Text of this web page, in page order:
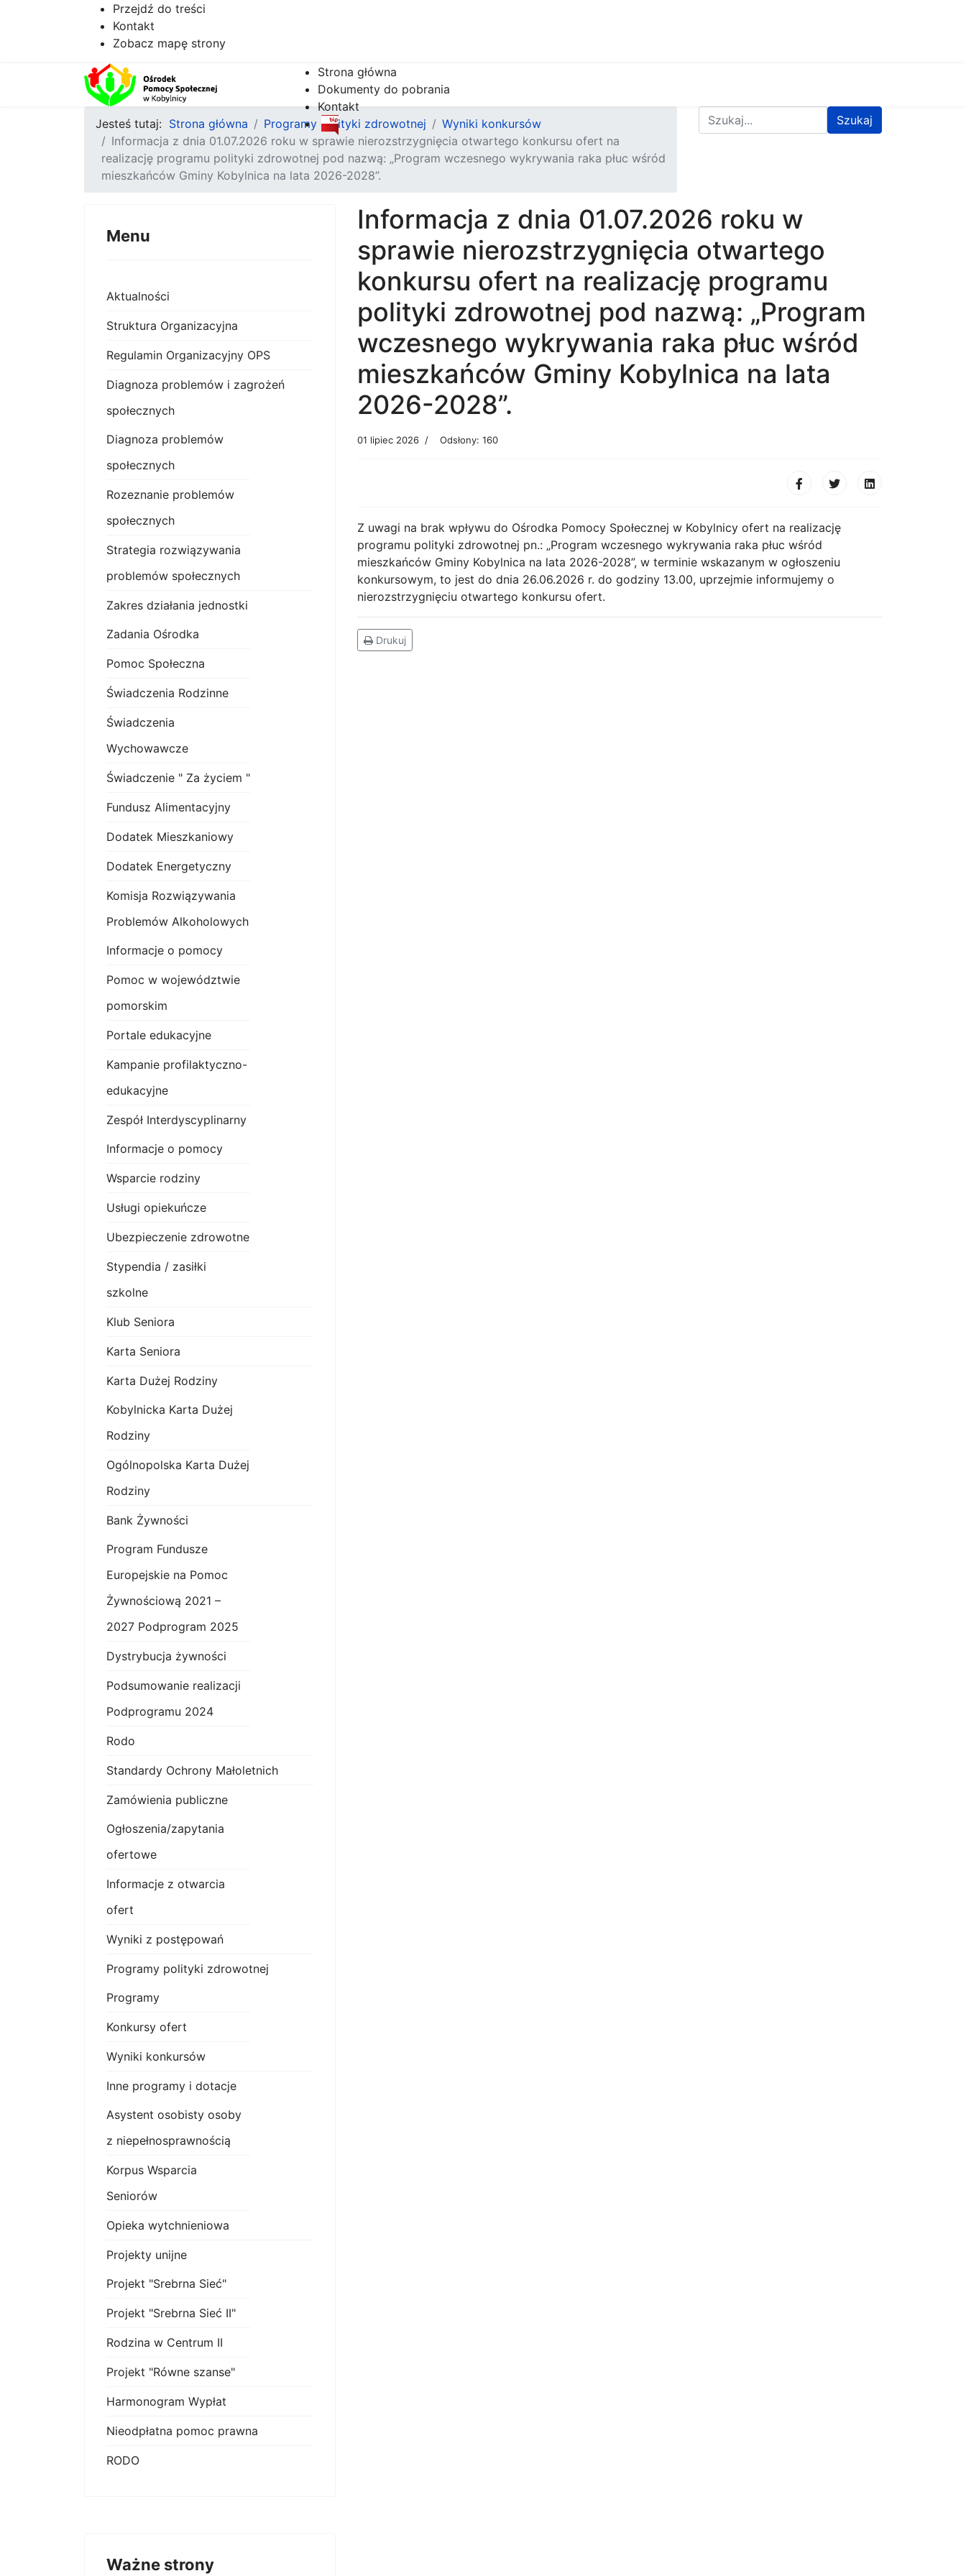
Przejdź do treści
Kontakt
Zobacz mapę strony
Strona główna
Dokumenty do pobrania
Kontakt
Jesteś tutaj: Strona główna Programy polityki zdrowotnej
Wyniki konkursów
Informacja z dnia 01.07.2026 roku w sprawie nierozstrzygnięcia otwartego konkursu ofert na
realizację programu polityki zdrowotnej pod nazwą: „Program wczesnego wykrywania raka płuc wśród
mieszkańców Gminy Kobylnica na lata 2026-2028”.
Znajdź na stronie Szukaj
Menu
Aktualności
Struktura Organizacyjna
Regulamin Organizacyjny OPS
Diagnoza problemów i zagrożeń
społecznych
Diagnoza problemów
społecznych
Rozeznanie problemów
społecznych
Strategia rozwiązywania
problemów społecznych
Zakres działania jednostki
Zadania Ośrodka
Pomoc Społeczna
Świadczenia Rodzinne
Świadczenia
Wychowawcze
Świadczenie " Za życiem "
Fundusz Alimentacyjny
Dodatek Mieszkaniowy
Dodatek Energetyczny
Komisja Rozwiązywania
Problemów Alkoholowych
Informacje o pomocy
Pomoc w województwie
pomorskim
Portale edukacyjne
Kampanie profilaktyczno-
edukacyjne
Zespół Interdyscyplinarny
Informacje o pomocy
Wsparcie rodziny
Usługi opiekuńcze
Ubezpieczenie zdrowotne
Stypendia / zasiłki
szkolne
Klub Seniora
Karta Seniora
Karta Dużej Rodziny
Kobylnicka Karta Dużej
Rodziny
Ogólnopolska Karta Dużej
Rodziny
Bank Żywności
Program Fundusze
Europejskie na Pomoc
Żywnościową 2021 –
2027 Podprogram 2025
Dystrybucja żywności
Podsumowanie realizacji
Podprogramu 2024
Rodo
Standardy Ochrony Małoletnich
Zamówienia publiczne
Ogłoszenia/zapytania
ofertowe
Informacje z otwarcia
ofert
Wyniki z postępowań
Programy polityki zdrowotnej
Programy
Konkursy ofert
Wyniki konkursów
Inne programy i dotacje
Asystent osobisty osoby
z niepełnosprawnością
Korpus Wsparcia
Seniorów
Opieka wytchnieniowa
Projekty unijne
Projekt "Srebrna Sieć"
Projekt "Srebrna Sieć II"
Rodzina w Centrum II
Projekt "Równe szanse"
Harmonogram Wypłat
Nieodpłatna pomoc prawna
RODO
Ważne strony
Informacja z dnia 01.07.2026 roku w
sprawie nierozstrzygnięcia otwartego
konkursu ofert na realizację programu
polityki zdrowotnej pod nazwą: „Program
wczesnego wykrywania raka płuc wśród
mieszkańców Gminy Kobylnica na lata
2026-2028”.
01 lipiec 2026 Odsłony: 160
Z uwagi na brak wpływu do Ośrodka Pomocy Społecznej w Kobylnicy ofert na realizację
programu polityki zdrowotnej pn.: „Program wczesnego wykrywania raka płuc wśród
mieszkańców Gminy Kobylnica na lata 2026-2028”, w terminie wskazanym w ogłoszeniu
konkursowym, to jest do dnia 26.06.2026 r. do godziny 13.00, uprzejmie informujemy o
nierozstrzygnięciu otwartego konkursu ofert.
Drukuj